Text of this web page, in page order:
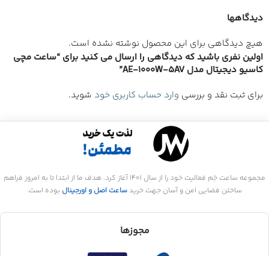
دیدگاهها
هیچ دیدگاهی برای این محصول نوشته نشده است.
اولین نفری باشید که دیدگاهی را ارسال می کنید برای “ساعت مچی
کاسیو دیجیتال مدل AE-1000W-5AV”
برای ثبت نقد و بررسی وارد حساب کاربری خود شوید.
مجموعه ساعت جَم فعالیت خود را از سال 1401 آغاز کرد. هدف ما از ابتدا تا به امروز فراهم
ساختن فضایی امن و آسان جهت خرید ساعت اصل و اورجینال بوده است.
مجوزها